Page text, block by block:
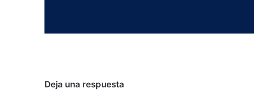
Deja una respuesta